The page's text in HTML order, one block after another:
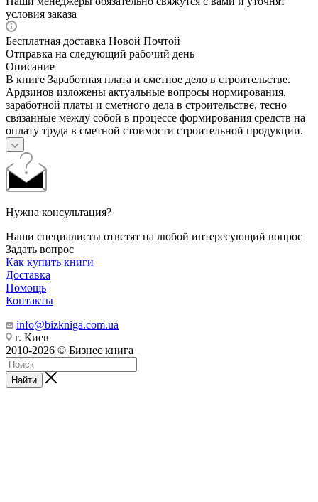
условия заказа
Бесплатная доставка Новой Почтой
Отправка на следующий рабочий день
Описание
В книге Заработная плата и сметное дело в строительстве.
Ардзинов изложены актуальные вопросы нормирования,
заработной платы и сметного дела в строительстве, тесно
связанные между собой в процессе формирования средств на
оплату труда в сметной стоимости строительной продукции.
Нужна консультация?
Наши специалисты ответят на любой интересующий вопрос
Задать вопрос
Как купить книги
Доставка
Помощь
Контакты
info@bizkniga.com.ua
г. Киев
2010-2026 © Бизнес книга
Найти